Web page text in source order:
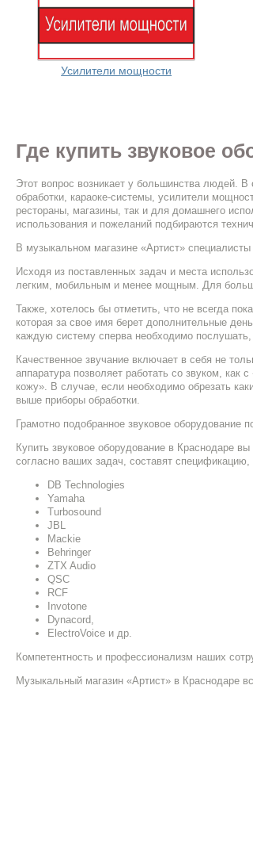
Усилители мощности
Где купить звуковое
Этот вопрос возникает у большинства людей.
обработки, караоке-системы, усилители
рестораны, магазины, так и для домашнего
использования и пожеланий подбираются
В музыкальном магазине «Артист»
Исходя из поставленных задач и места
легким, мобильным и менее мощным. Для
Также, хотелось бы отметить, что не всегда
которая за свое имя берет дополнительные
каждую систему сперва необходимо
Качественное звучание включает в себя не
аппаратура позволяет работать со звуком,
кожу». В случае, если необходимо обрезать
выше приборы обработки.
Грамотно подобранное звуковое
Купить звуковое оборудование в Краснодаре
согласно ваших задач, составят
DB Technologies
Yamaha
Turbosound
JBL
Mackie
Behringer
ZTX Audio
QSC
RCF
Invotone
Dynacord,
ElectroVoice и др.
Компетентность и профессионализм наших
Музыкальный магазин «Артист» в Краснодаре